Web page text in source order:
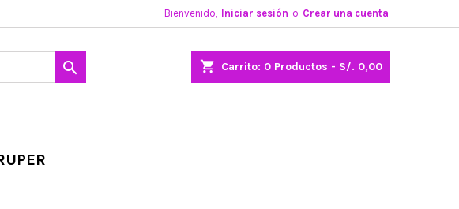
Bienvenido, Iniciar sesión o Crear una cuenta
shopping_cart Carrito: 0 Productos - S/. 0,00
